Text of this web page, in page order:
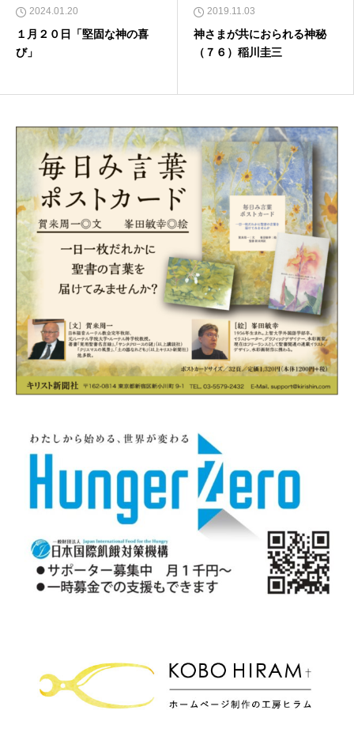
2024.01.20
１月２０日「堅固な神の喜
び」
2019.11.03
神さまが共におられる神秘
（７６）稲川圭三